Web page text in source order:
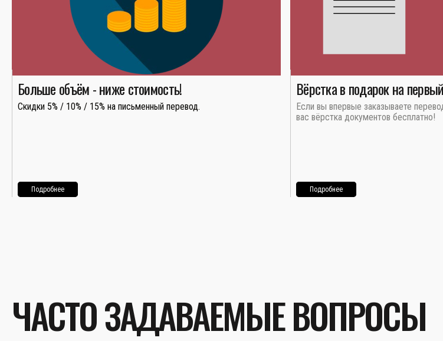
Больше объём - ниже стоимость!
Скидки 5% / 10% / 15% на письменный перевод.
Подробнее
Вёрстка в подарок на
Если вы впервые заказываете
вас вёрстка документов бесплатно!
Подробнее
ЧАСТО ЗАДАВАЕМЫЕ ВОПРОСЫ